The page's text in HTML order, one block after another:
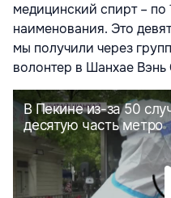
медицинский спирт –
наименования. Это
мы получили через
волонтер в Шанхае Вэнь